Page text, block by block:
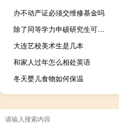
办不动产证必须交维修基金吗
除了同等学力申硕研究生可免试入学还有其他方式吗
大连艺校美术生是几本
和家人过年怎么相处英语
冬天婴儿食物如何保温